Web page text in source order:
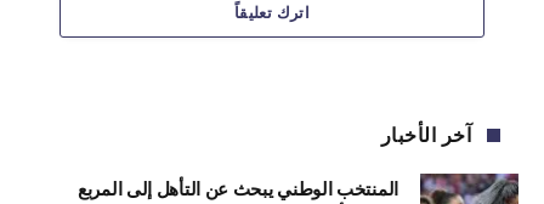
اترك تعليقاً
آخر الأخبار
المنتخب الوطني يبحث عن التأهل إلى المربع